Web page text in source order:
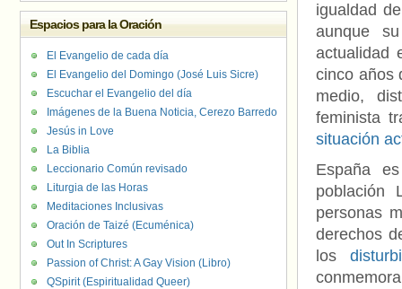
igualdad
aunque
actualidad
cinco años
medio,
feminista
situación
España
población
personas
derechos
los
Espacios para la Oración
El Evangelio de cada día
El Evangelio del Domingo (José Luis Sicre)
Escuchar el Evangelio del día
Imágenes de la Buena Noticia, Cerezo Barredo
Jesús in Love
La Biblia
Leccionario Común revisado
Liturgia de las Horas
Meditaciones Inclusivas
Oración de Taizé (Ecuménica)
Out In Scriptures
Passion of Christ: A Gay Vision (Libro)
QSpirit (Espiritualidad Queer)